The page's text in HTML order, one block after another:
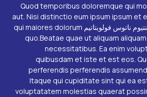
Quod temporibus doloremque qui
aut. Nisi distinctio eum ipsum ipsum et
sit animi rerum. برافيسينتيوم ناتوس فولوبتاتيم qui maiores dolorum
quo.Beatae quae ut aliquam
necessitatibus. Ea enim
quibusdam et iste et est eos.
perferendis perferendis
Itaque qui cupiditate sint qui ea
voluptatatem molestias quaerat